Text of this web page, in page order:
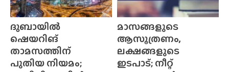
ദുബായിൽ
ഷെയറിങ്
താമസത്തിന്
പുതിയ നിയമം;
മാസങ്ങളുടെ
ആസൂത്രണം,
ലക്ഷങ്ങളുടെ
ഇടപാട്; നീറ്റ്